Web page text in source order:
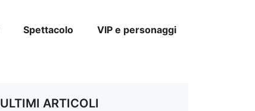
Spettacolo VIP e personaggi
ULTIMI ARTICOLI